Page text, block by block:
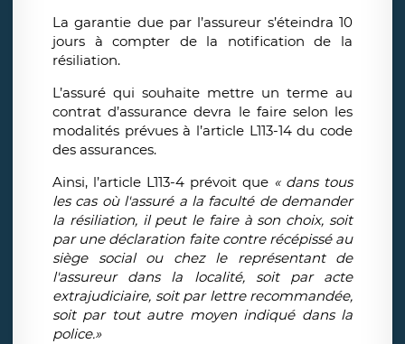
La garantie due par l’assureur s’éteindra 10
jours à compter de la notification de la
résiliation.
L’assuré qui souhaite mettre un terme au
contrat d’assurance devra le faire selon les
modalités prévues à l’article L113-14 du code
des assurances.
Ainsi, l’article L113-4 prévoit que « dans tous
les cas où l'assuré a la faculté de demander
la résiliation, il peut le faire à son choix, soit
par une déclaration faite contre récépissé au
siège social ou chez le représentant de
l'assureur dans la localité, soit par acte
extrajudiciaire, soit par lettre recommandée,
soit par tout autre moyen indiqué dans la
police.»